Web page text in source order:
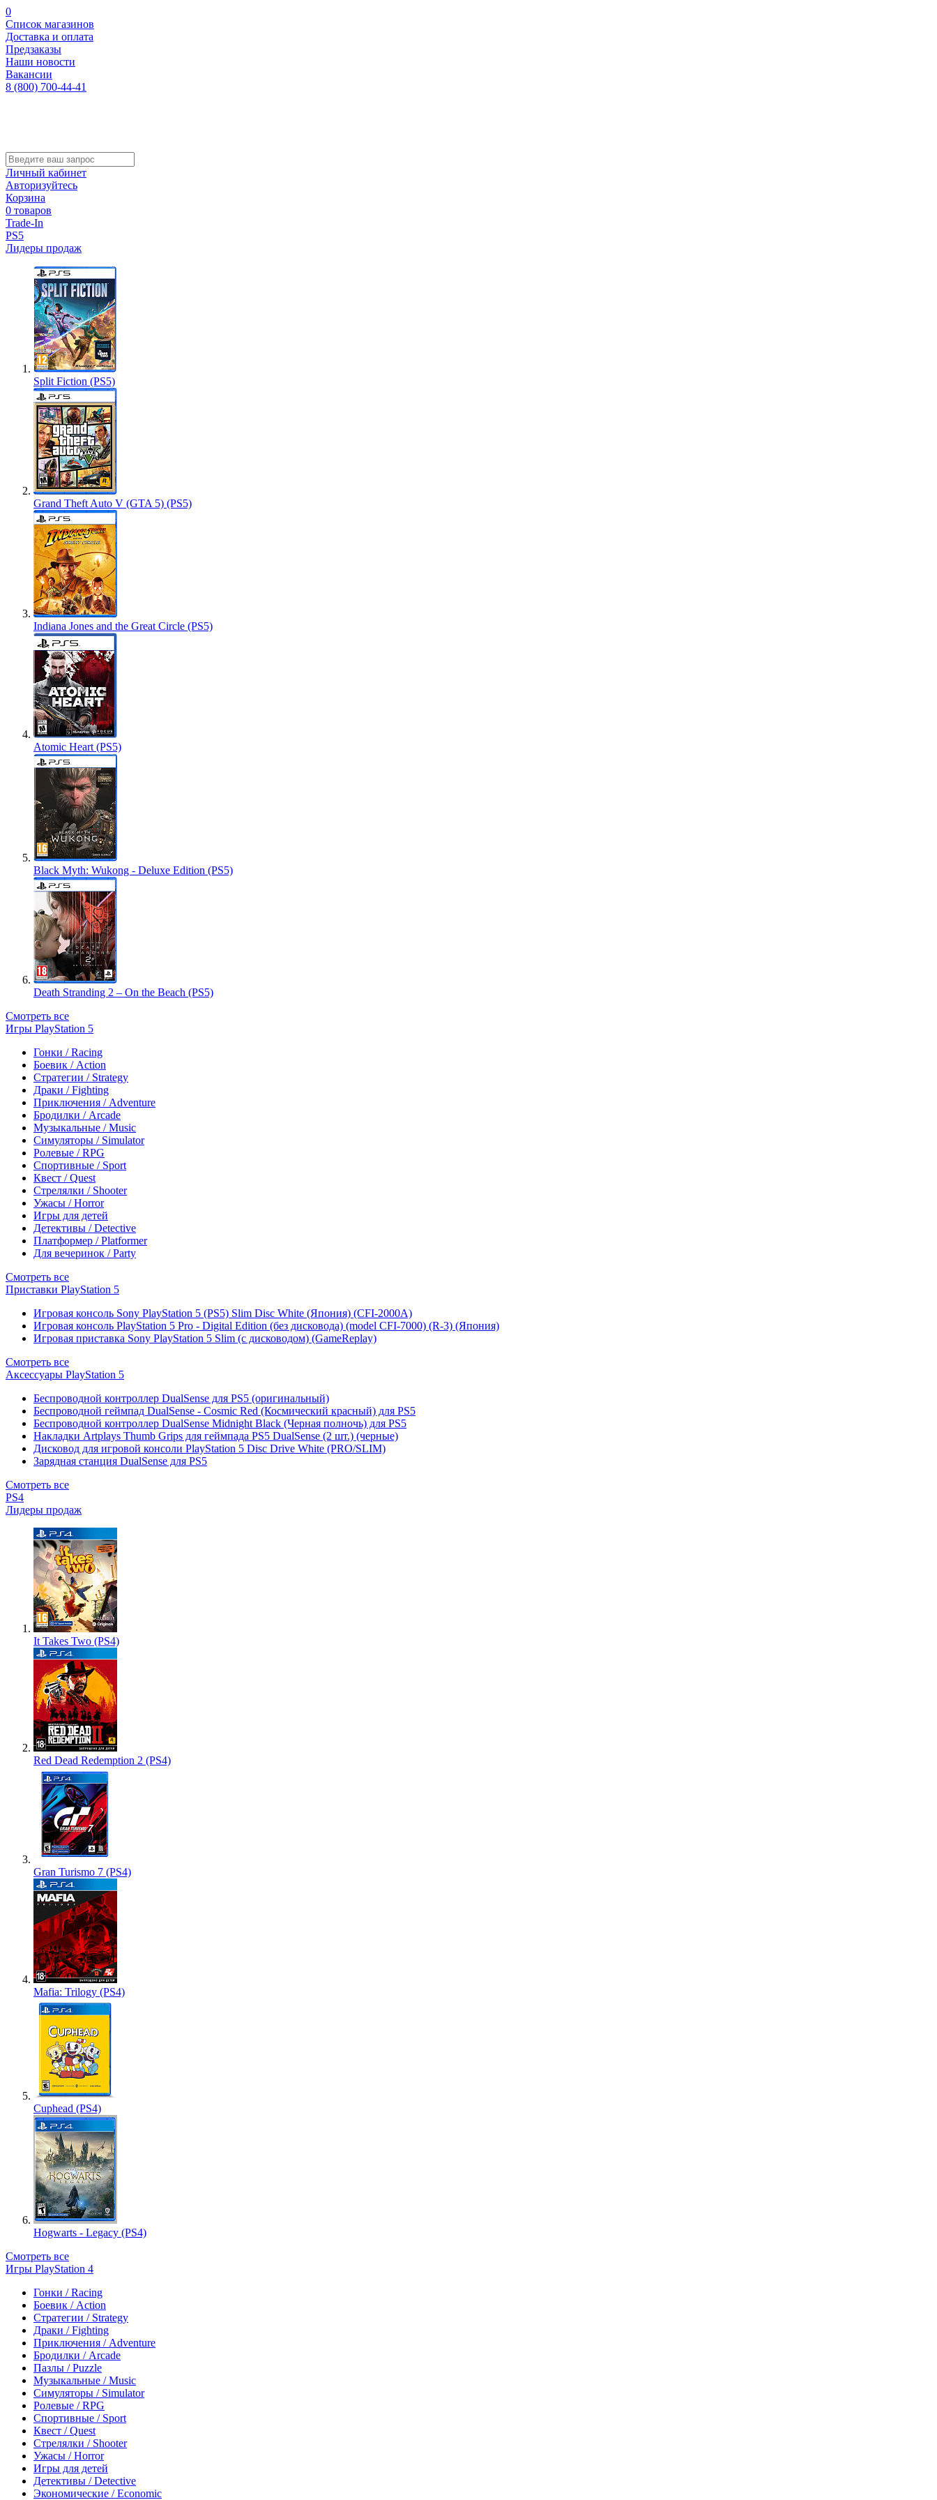
0
Список магазинов
Доставка и оплата
Предзаказы
Наши новости
Вакансии
8 (800) 700-44-41
Личный кабинет
Авторизуйтесь
Корзина
0 товаров
Trade-In
PS5
Лидеры продаж
Split Fiction (PS5)
Grand Theft Auto V (GTA 5) (PS5)
Indiana Jones and the Great Circle (PS5)
Atomic Heart (PS5)
Black Myth: Wukong - Deluxe Edition (PS5)
Death Stranding 2 – On the Beach (PS5)
Смотреть все
Игры PlayStation 5
Гонки / Racing
Боевик / Action
Стратегии / Strategy
Драки / Fighting
Приключения / Adventure
Бродилки / Arcade
Музыкальные / Music
Симуляторы / Simulator
Ролевые / RPG
Спортивные / Sport
Квест / Quest
Стрелялки / Shooter
Ужасы / Horror
Игры для детей
Детективы / Detective
Платформер / Platformer
Для вечеринок / Party
Смотреть все
Приставки PlayStation 5
Игровая консоль Sony PlayStation 5 (PS5) Slim Disc White (Япония) (CFI-2000A)
Игровая консоль PlayStation 5 Pro - Digital Edition (без дисковода) (model CFI-7000) (R-3) (Япония)
Игровая приставка Sony PlayStation 5 Slim (с дисководом) (GameReplay)
Смотреть все
Аксессуары PlayStation 5
Беспроводной контроллер DualSense для PS5 (оригинальный)
Беспроводной геймпад DualSense - Cosmic Red (Космический красный) для PS5
Беспроводной контроллер DualSense Midnight Black (Черная полночь) для PS5
Накладки Artplays Thumb Grips для геймпада PS5 DualSense (2 шт.) (черные)
Дисковод для игровой консоли PlayStation 5 Disc Drive White (PRO/SLIM)
Зарядная станция DualSense для PS5
Смотреть все
PS4
Лидеры продаж
It Takes Two (PS4)
Red Dead Redemption 2 (PS4)
Gran Turismo 7 (PS4)
Mafia: Trilogy (PS4)
Cuphead (PS4)
Hogwarts - Legacy (PS4)
Смотреть все
Игры PlayStation 4
Гонки / Racing
Боевик / Action
Стратегии / Strategy
Драки / Fighting
Приключения / Adventure
Бродилки / Arcade
Пазлы / Puzzle
Музыкальные / Music
Симуляторы / Simulator
Ролевые / RPG
Спортивные / Sport
Квест / Quest
Стрелялки / Shooter
Ужасы / Horror
Игры для детей
Детективы / Detective
Экономические / Economic